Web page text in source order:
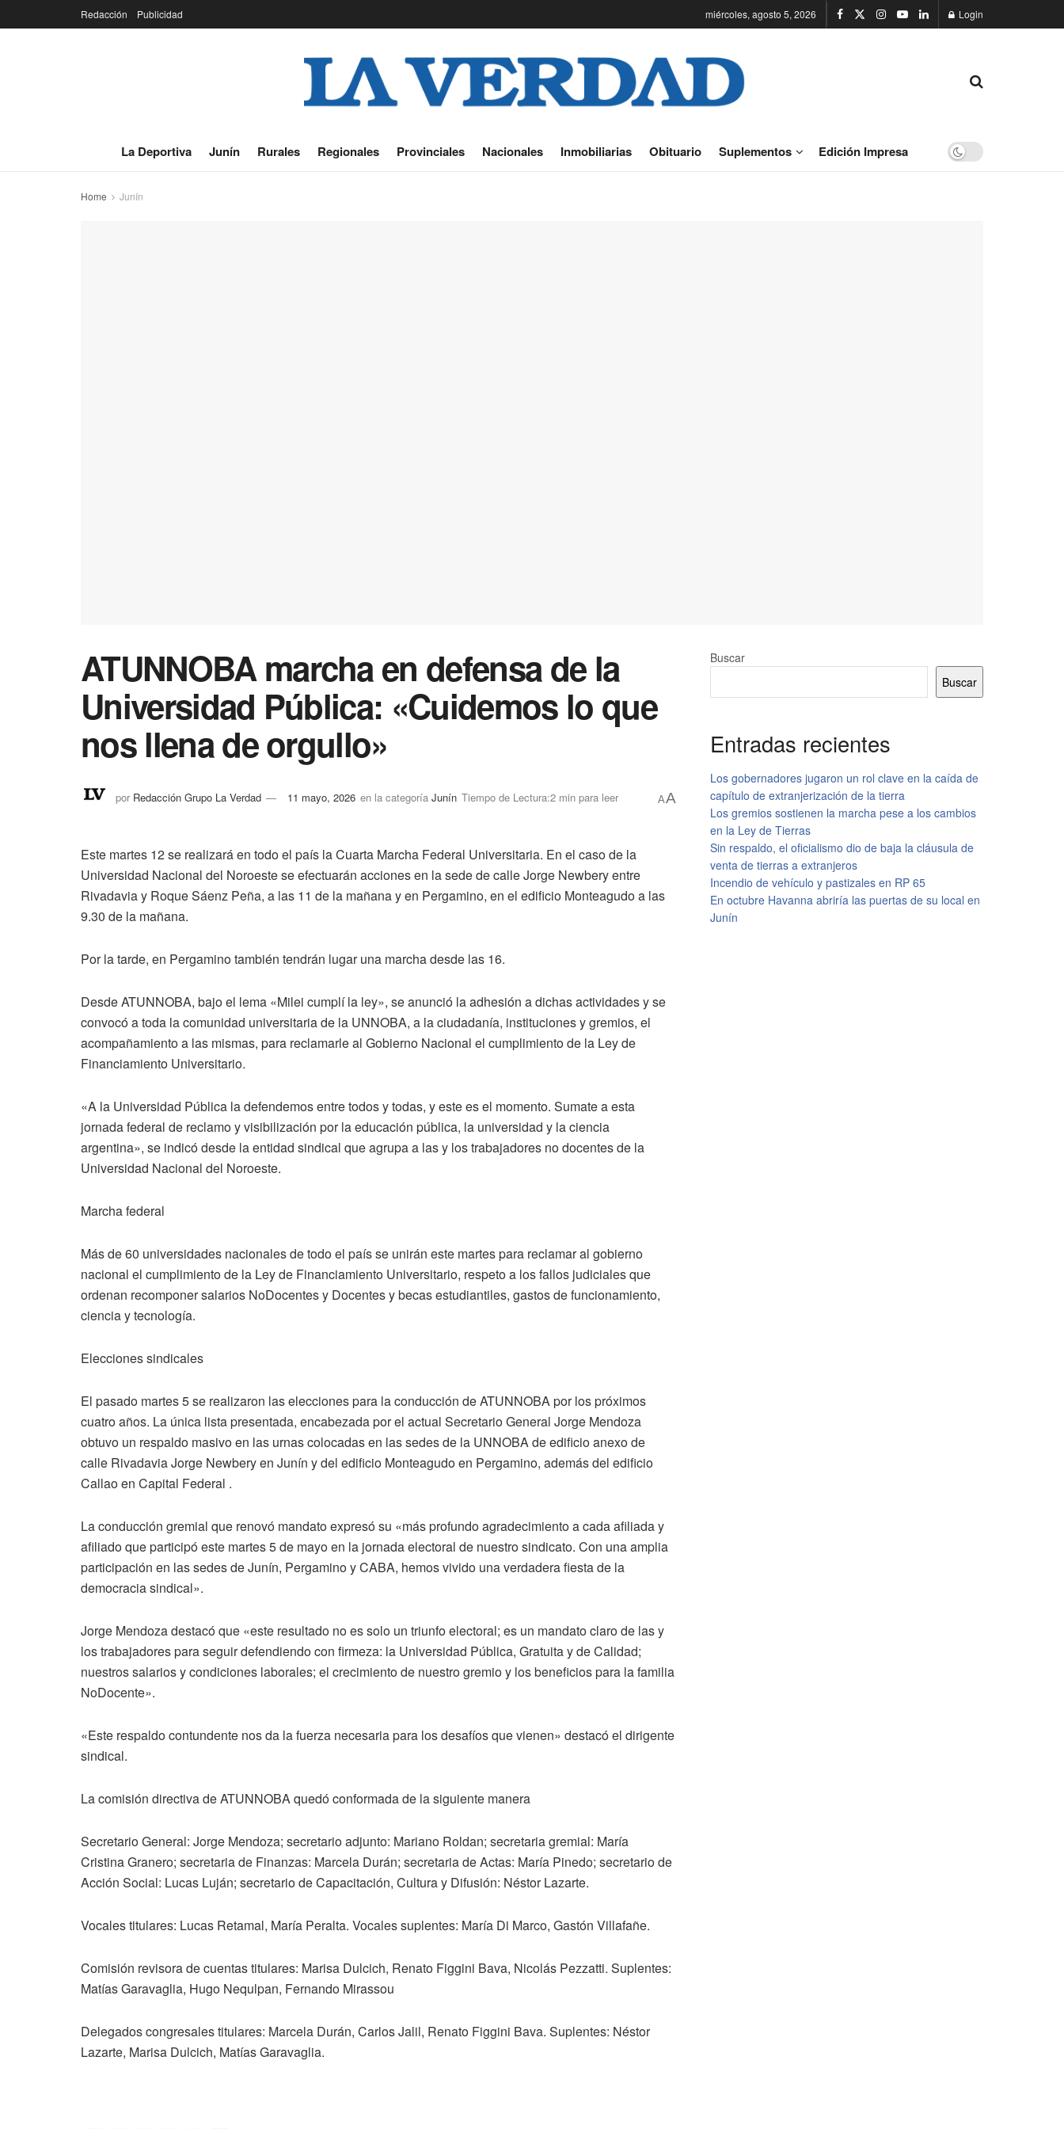
Redacción Publicidad miércoles, agosto 5, 2026 Login
La Deportiva Junín Rurales Regionales Provinciales Nacionales Inmobiliarias Obituario Suplementos Edición Impresa
Home Junín
ATUNNOBA marcha en defensa de la
Universidad Pública: «Cuidemos lo que
nos llena de orgullo»
por Redacción Grupo La Verdad 11 mayo, 2026 en la categoría Junín Tiempo de Lectura:2 min para leer AA
Este martes 12 se realizará en todo el país la Cuarta Marcha Federal Universitaria. En el caso de la
Universidad Nacional del Noroeste se efectuarán acciones en la sede de calle Jorge Newbery entre
Rivadavia y Roque Sáenz Peña, a las 11 de la mañana y en Pergamino, en el edificio Monteagudo a las
9.30 de la mañana.
Por la tarde, en Pergamino también tendrán lugar una marcha desde las 16.
Desde ATUNNOBA, bajo el lema «Milei cumplí la ley», se anunció la adhesión a dichas actividades y se
convocó a toda la comunidad universitaria de la UNNOBA, a la ciudadanía, instituciones y gremios, el
acompañamiento a las mismas, para reclamarle al Gobierno Nacional el cumplimiento de la Ley de
Financiamiento Universitario.
«A la Universidad Pública la defendemos entre todos y todas, y este es el momento. Sumate a esta
jornada federal de reclamo y visibilización por la educación pública, la universidad y la ciencia
argentina», se indicó desde la entidad sindical que agrupa a las y los trabajadores no docentes de la
Universidad Nacional del Noroeste.
Marcha federal
Más de 60 universidades nacionales de todo el país se unirán este martes para reclamar al gobierno
nacional el cumplimiento de la Ley de Financiamiento Universitario, respeto a los fallos judiciales que
ordenan recomponer salarios NoDocentes y Docentes y becas estudiantiles, gastos de funcionamiento,
ciencia y tecnología.
Elecciones sindicales
El pasado martes 5 se realizaron las elecciones para la conducción de ATUNNOBA por los próximos
cuatro años. La única lista presentada, encabezada por el actual Secretario General Jorge Mendoza
obtuvo un respaldo masivo en las urnas colocadas en las sedes de la UNNOBA de edificio anexo de
calle Rivadavia Jorge Newbery en Junín y del edificio Monteagudo en Pergamino, además del edificio
Callao en Capital Federal .
La conducción gremial que renovó mandato expresó su «más profundo agradecimiento a cada afiliada y
afiliado que participó este martes 5 de mayo en la jornada electoral de nuestro sindicato. Con una amplia
participación en las sedes de Junín, Pergamino y CABA, hemos vivido una verdadera fiesta de la
democracia sindical».
Jorge Mendoza destacó que «este resultado no es solo un triunfo electoral; es un mandato claro de las y
los trabajadores para seguir defendiendo con firmeza: la Universidad Pública, Gratuita y de Calidad;
nuestros salarios y condiciones laborales; el crecimiento de nuestro gremio y los beneficios para la familia
NoDocente».
«Este respaldo contundente nos da la fuerza necesaria para los desafíos que vienen» destacó el dirigente
sindical.
La comisión directiva de ATUNNOBA quedó conformada de la siguiente manera
Secretario General: Jorge Mendoza; secretario adjunto: Mariano Roldan; secretaria gremial: María
Cristina Granero; secretaria de Finanzas: Marcela Durán; secretaria de Actas: María Pinedo; secretario de
Acción Social: Lucas Luján; secretario de Capacitación, Cultura y Difusión: Néstor Lazarte.
Vocales titulares: Lucas Retamal, María Peralta. Vocales suplentes: María Di Marco, Gastón Villafañe.
Comisión revisora de cuentas titulares: Marisa Dulcich, Renato Figgini Bava, Nicolás Pezzatti. Suplentes:
Matías Garavaglia, Hugo Nequlpan, Fernando Mirassou
Delegados congresales titulares: Marcela Durán, Carlos Jalil, Renato Figgini Bava. Suplentes: Néstor
Lazarte, Marisa Dulcich, Matías Garavaglia.
Buscar
Buscar
Entradas recientes
Los gobernadores jugaron un rol clave en la caída de
capítulo de extranjerización de la tierra
Los gremios sostienen la marcha pese a los cambios
en la Ley de Tierras
Sin respaldo, el oficialismo dio de baja la cláusula de
venta de tierras a extranjeros
Incendio de vehículo y pastizales en RP 65
En octubre Havanna abriría las puertas de su local en
Junín